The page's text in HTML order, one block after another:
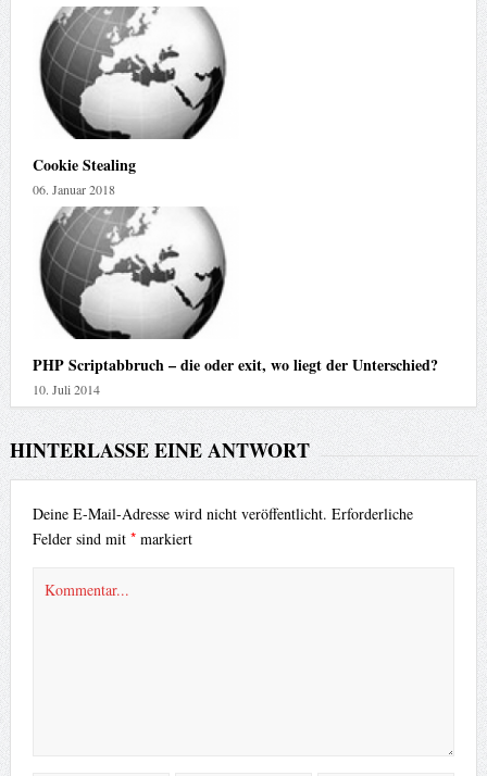
Cookie Stealing
06. Januar 2018
PHP Scriptabbruch – die oder exit, wo liegt der Unterschied?
10. Juli 2014
HINTERLASSE EINE ANTWORT
Deine E-Mail-Adresse wird nicht veröffentlicht. Erforderliche
Felder sind mit *markiert